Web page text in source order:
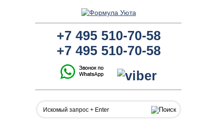
+7 495510-70-58
+7 495510-70-58